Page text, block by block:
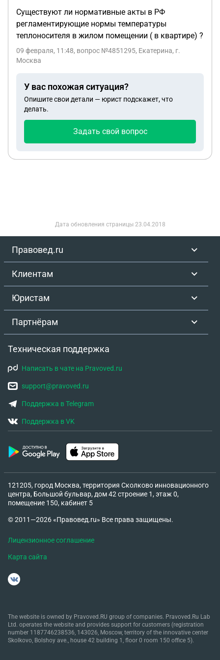
Существуют ли нормативные акты в РФ
регламентирующие нормы температуры
теплоносителя в жилом помещении ( в квартире) ?
09 февраля, 11:48, вопрос №4851295, Екатерина, г.
Москва
У вас похожая ситуация?
Опишите свои детали — юрист подскажет, что
делать.
Задать свой вопрос
Дата обновления страницы 23.04.2018
Правовед.ru
Клиентам
Юристам
Партнёрам
Техническая поддержка
Написать в чате на Pravoved.ru
support@pravoved.ru
Поддержка в Telegram
Поддержка в VK
121205, город Москва, территория Сколково инновационного
центра, Большой бульвар, дом 42 строение 1, этаж 0,
помещение 150, кабинет 5
© 2011—2026 «Правовед.ru» Все права защищены.
Лицензионное соглашение
Карта сайта
The website is owned by Pravoved.RU group of companies. Pravoved.Ru Lab
Ltd. operates the website and provides support for customers (registration
number 1187746238536, 143026, Moscow, territory of the innovative center
Skolkovo, Bolshoy ave., house 42 building 1, floor 0 room 150 office 5).